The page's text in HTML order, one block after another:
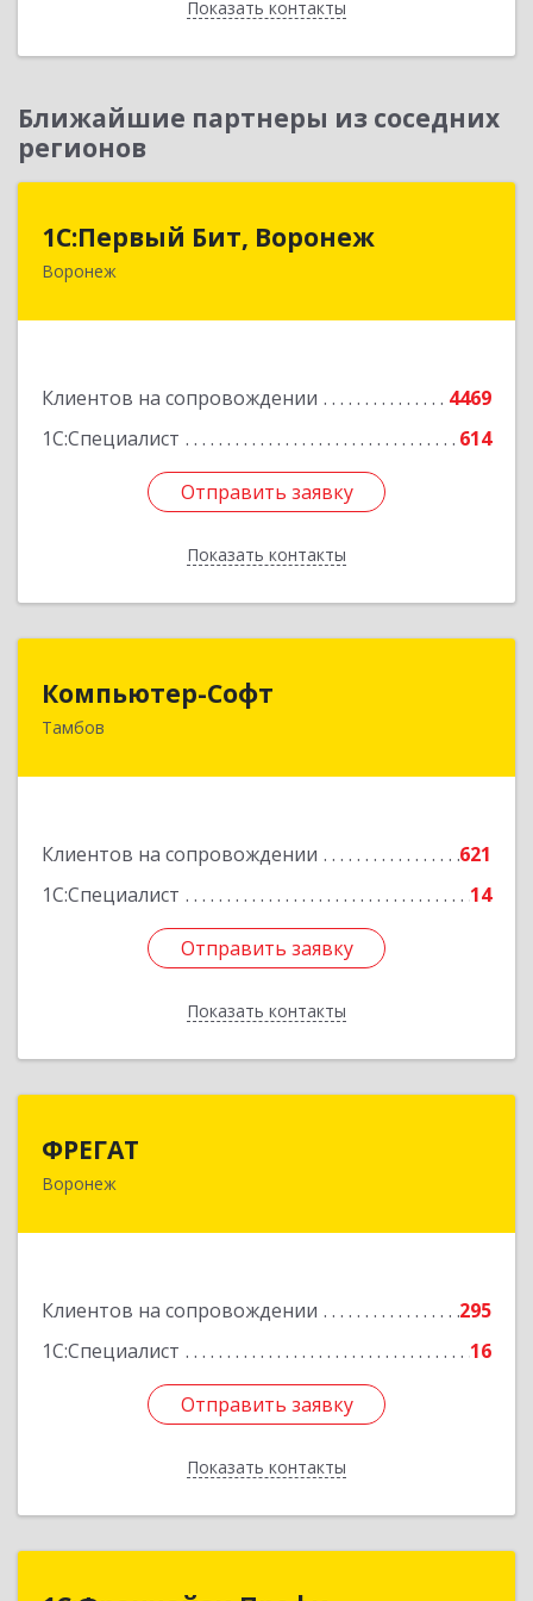
Показать контакты
Назад
Ближайшие партнеры из соседних
регионов
1С:Первый Бит, Воронеж
Воронеж
Клиентов на сопровождении
4469
1С:Специалист
614
Отправить заявку
Показать контакты
1С:Первый Бит, Воронеж
394006, Воронежская обл, Воронеж г, 20-летия
Отправить заявку
Назад
Компьютер-Софт
Тамбов
Клиентов на сопровождении
621
1С:Специалист
14
Отправить заявку
Показать контакты
392000, Тамбовская обл, Тамбов г, Советская
Отправить заявку
Назад
ФРЕГАТ
Воронеж
Клиентов на сопровождении
295
1С:Специалист
16
Отправить заявку
Показать контакты
Отправить заявку
Назад
1С:Франчайзи Профи